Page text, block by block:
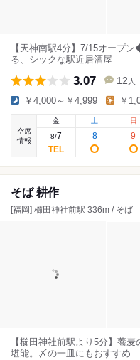
【天神南駅4分】7/15オープ
る、シックな駅近居酒屋
3.07 12 人
￥4,000～￥4,999 ￥
空席
情報
金
8/7
土
8
日
9
そば 耕作
[福岡] 櫛田神社前駅 336m / そば
【櫛田神社前駅より5分】蕎
堪能。〆の一皿にもおすすめ